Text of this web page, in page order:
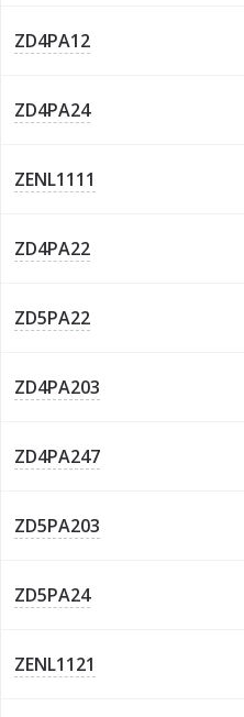
ZD4PA12
ZD4PA24
ZENL1111
ZD4PA22
ZD5PA22
ZD4PA203
ZD4PA247
ZD5PA203
ZD5PA24
ZENL1121